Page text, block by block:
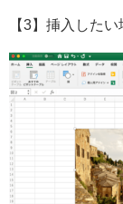
【3】挿入した